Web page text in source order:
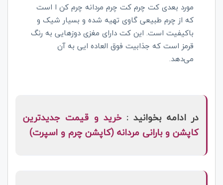
مورد بعدی کت چرم کت چرم مردانه چرم کن ا است
که از چرم طبیعی گاوی تهیه شده و بسیار شیک و
باکیفیت است. این کت دارای مغزی دوزهایی به رنگ
قرمز است که جذابیت فوق العاده ایی به آن
می‌دهد.
در ادامه بخوانید :خرید و قیمت جدیدترین
کاپشن و بارانی مردانه (کاپشن چرم و اسپرت)